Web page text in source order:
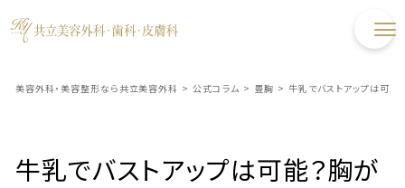
美容外科・美容整形なら共立美容外科 > 公式コラム > 豊胸 > 牛乳でバストアップは可
牛乳でバストアップは可能？胸が